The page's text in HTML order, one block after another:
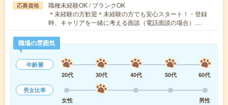
応募資格
職種未経験OK / ブランクOK
＊未経験の方歓迎＊未経験の方でも安心スタート！・登録
時、キャリアを一緒に考える面談（電話面談の場合）…
職場の雰囲気
年齢層
20代
30代 40代 50代
60代
男女比率
女性
男性